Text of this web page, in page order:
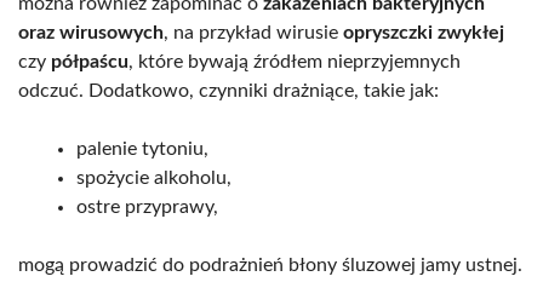
oraz wirusowych, na przykład wirusie opryszczki zwykłej
czy półpaścu, które bywają źródłem nieprzyjemnych
odczuć. Dodatkowo, czynniki drażniące, takie jak:
palenie tytoniu,
spożycie alkoholu,
ostre przyprawy,
mogą prowadzić do podrażnień błony śluzowej jamy ustnej.